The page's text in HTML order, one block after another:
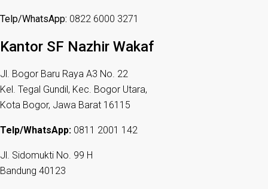
Telp/WhatsApp: 0822 6000 3271
Kantor SF Nazhir Wakaf
Jl. Bogor Baru Raya A3 No. 22
Kel. Tegal Gundil, Kec. Bogor Utara,
Kota Bogor, Jawa Barat 16115
Telp/WhatsApp: 0811 2001 142
Jl. Sidomukti No. 99 H
Bandung 40123